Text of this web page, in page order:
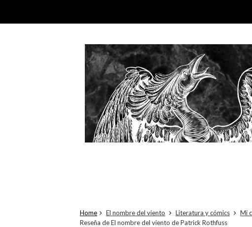
Home El nombre del viento Literatura y cómics Mi
Reseña de El nombre del viento de Patrick Rothfuss